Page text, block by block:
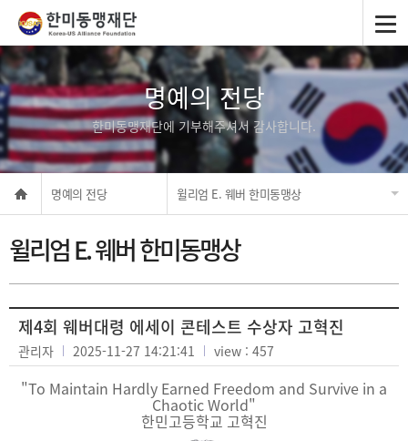
명예의 전당
한미동맹재단에 기부해주셔서 감사합니다.
명예의 전당 윌리엄 E. 웨버 한미동맹상
윌리엄 E. 웨버 한미동맹상
제4회 웨버대령 에세이 콘테스트 수상자 고혁진
관리자 2025-11-27 14:21:41 view : 457
"To Maintain Hardly Earned Freedom and Survive in a
Chaotic World"
한민고등학교 고혁진